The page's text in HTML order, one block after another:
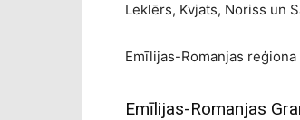
Leklērs, Kvjats, Noriss un
Emīlijas-Romanjas
Emīlijas-Romanjas